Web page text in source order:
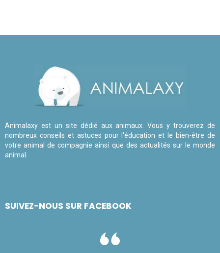
Animalaxy est un site dédié aux animaux. Vous y trouverez de
nombreux conseils et astuces pour l'éducation et le bien-être de
votre animal de compagnie ainsi que des actualités sur le monde
animal.
SUIVEZ-NOUS SUR FACEBOOK